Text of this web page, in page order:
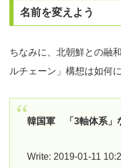
名前を変えよう
ちなみに、北朝鮮との融
ルチェーン」構想は如何
韓国軍 「3軸体系」
Write: 2019-01-11